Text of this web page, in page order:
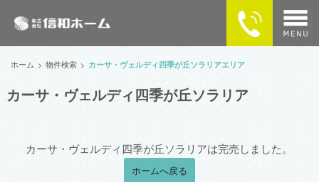
ホーム 物件検索 カーサ・ヴェルディ四季が丘ソラリアエリア
カーサ・ヴェルディ四季が丘ソラリア
カーサ・ヴェルディ四季が丘ソラリアは完売しました。
ホームへ戻る
home
物件検索
カーサ・ヴェルディの住まい